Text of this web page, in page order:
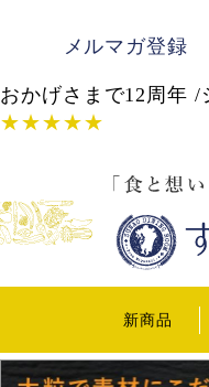
メルマガ登録
おかげさまで12周年 /
★★★★★
新商品